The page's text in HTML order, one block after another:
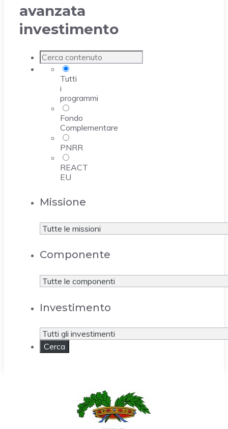
avanzata
investimento
Tutti
i
programmi
Fondo
Complementare
PNRR
REACT
EU
Missione
Componente
Investimento